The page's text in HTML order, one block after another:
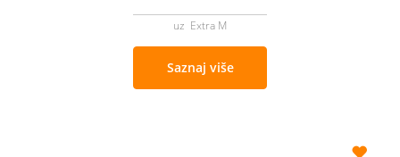
uz Extra M
Saznaj više